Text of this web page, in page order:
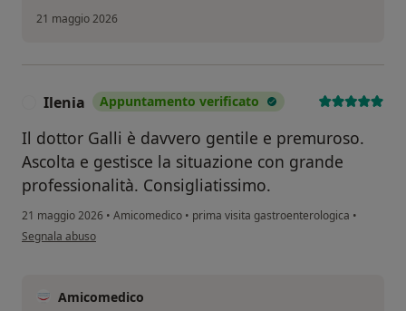
21 maggio 2026
Ilenia Appuntamento verificato
Il dottor Galli è davvero gentile e premuroso.
Ascolta e gestisce la situazione con grande
professionalità. Consigliatissimo.
21 maggio 2026 • Amicomedico • prima visita gastroenterologica •
secondo l'opinione dell'utente Ilenia
Segnala abuso
Amicomedico